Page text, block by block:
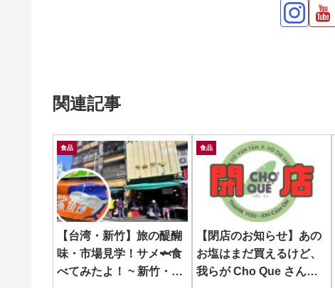
関連記事
食品
【台湾・新竹】旅の醍醐
味・市場見学！サメ🦈食
べてみたよ！ ~ 新竹・中
食品
【閉店のお知らせ】あの
お塩はまだ買えるけど、
我らが Cho Que さん、